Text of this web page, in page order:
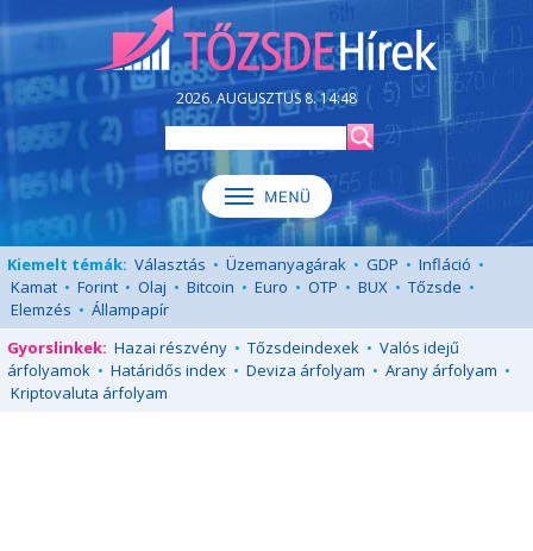
2026. AUGUSZTUS 8. 14:48
Kiemelt témák: Választás • Üzemanyagárak • GDP • Infláció •
Kamat • Forint • Olaj • Bitcoin • Euro • OTP • BUX • Tőzsde •
Elemzés • Állampapír
Gyorslinkek: Hazai részvény • Tőzsdeindexek • Valós idejű
árfolyamok • Határidős index • Deviza árfolyam • Arany árfolyam •
Kriptovaluta árfolyam